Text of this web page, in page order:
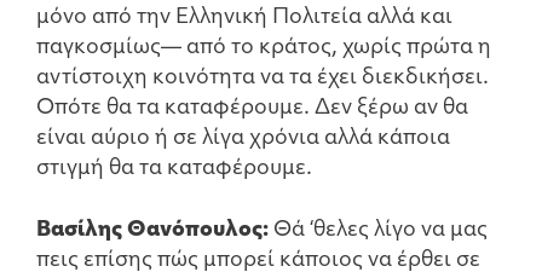
μόνο από την Ελληνική Πολιτεία αλλά και
παγκοσμίως— από το κράτος, χωρίς πρώτα η
αντίστοιχη κοινότητα να τα έχει διεκδικήσει.
Οπότε θα τα καταφέρουμε. Δεν ξέρω αν θα
είναι αύριο ή σε λίγα χρόνια αλλά κάποια
στιγμή θα τα καταφέρουμε.
Βασίλης Θανόπουλος: Θά ‘θελες λίγο να μας
πεις επίσης πώς μπορεί κάποιος να έρθει σε